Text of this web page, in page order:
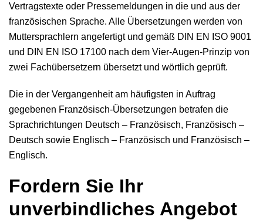
Vertragstexte oder Pressemeldungen in die und aus der
französischen Sprache. Alle Übersetzungen werden von
Muttersprachlern angefertigt und gemäß DIN EN ISO 9001
und DIN EN ISO 17100 nach dem Vier-Augen-Prinzip von
zwei Fachübersetzern übersetzt und wörtlich geprüft.
Die in der Vergangenheit am häufigsten in Auftrag
gegebenen Französisch-Übersetzungen betrafen die
Sprachrichtungen Deutsch – Französisch, Französisch –
Deutsch sowie Englisch – Französisch und Französisch –
Englisch.
Fordern Sie Ihr
unverbindliches Angebot